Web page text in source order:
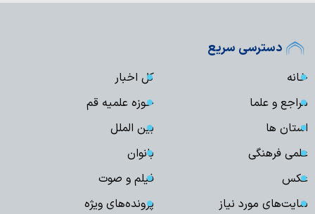
دسترسی سریع
خانه
کل اخبار
مراجع و علما
حوزه علمیه قم
استان ها
بین الملل
علمی فرهنگی
بانوان
عکس
فیلم و صوت
سایت‌های مورد نیاز
پرونده‌های ویژه